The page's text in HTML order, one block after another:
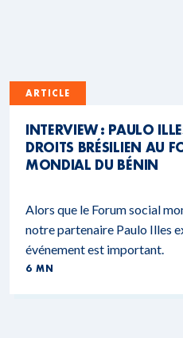
ARTICLE
INTERVIEW : PAULO
DROITS BRÉSILIEN AU
MONDIAL DU BÉNIN
Alors que le Forum social
notre partenaire Paulo Illes
événement est important.
6 MN